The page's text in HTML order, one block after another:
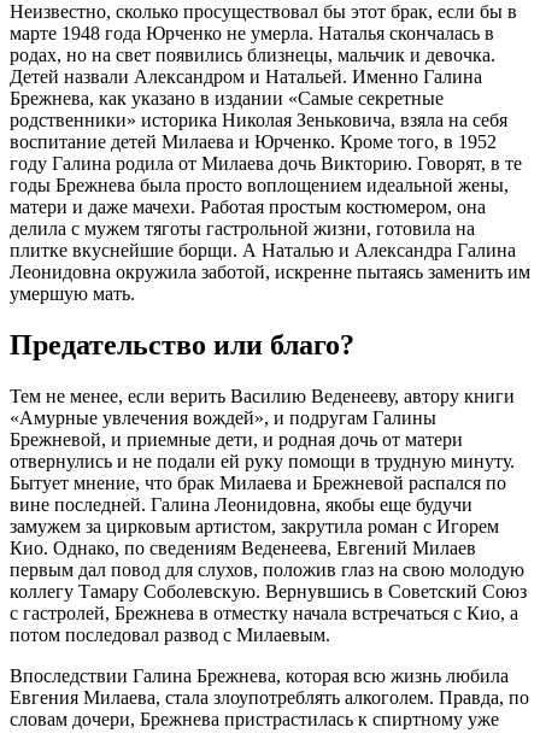
Неизвестно, сколько просуществовал бы этот брак, если бы в
марте 1948 года Юрченко не умерла. Наталья скончалась в
родах, но на свет появились близнецы, мальчик и девочка.
Детей назвали Александром и Натальей. Именно Галина
Брежнева, как указано в издании «Самые секретные
родственники» историка Николая Зеньковича, взяла на себя
воспитание детей Милаева и Юрченко. Кроме того, в 1952
году Галина родила от Милаева дочь Викторию. Говорят, в те
годы Брежнева была просто воплощением идеальной жены,
матери и даже мачехи. Работая простым костюмером, она
делила с мужем тяготы гастрольной жизни, готовила на
плитке вкуснейшие борщи. А Наталью и Александра Галина
Леонидовна окружила заботой, искренне пытаясь заменить им
умершую мать.
Предательство или благо?
Тем не менее, если верить Василию Веденееву, автору книги
«Амурные увлечения вождей», и подругам Галины
Брежневой, и приемные дети, и родная дочь от матери
отвернулись и не подали ей руку помощи в трудную минуту.
Бытует мнение, что брак Милаева и Брежневой распался по
вине последней. Галина Леонидовна, якобы еще будучи
замужем за цирковым артистом, закрутила роман с Игорем
Кио. Однако, по сведениям Веденеева, Евгений Милаев
первым дал повод для слухов, положив глаз на свою молодую
коллегу Тамару Соболевскую. Вернувшись в Советский Союз
с гастролей, Брежнева в отместку начала встречаться с Кио, а
потом последовал развод с Милаевым.
Впоследствии Галина Брежнева, которая всю жизнь любила
Евгения Милаева, стала злоупотреблять алкоголем. Правда, по
словам дочери, Брежнева пристрастилась к спиртному уже